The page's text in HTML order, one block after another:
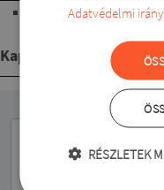
combközépig érő
Kapcsolódó termékek
Hírlevél
Adatvédelmi
RÉSZLETEK